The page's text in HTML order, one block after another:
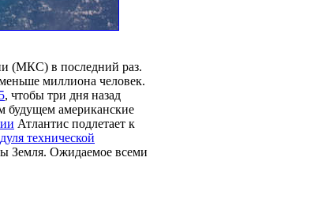
(МКС) в последний раз.
миллиона человек.
, чтобы три дня назад
будущем американские
Атлантис подлетает к
технической
Земля. Ожидаемое всеми